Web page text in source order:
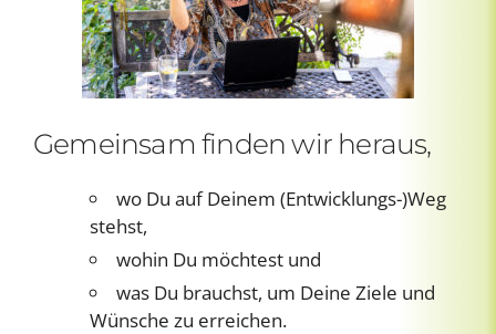
Gemeinsam finden wir heraus,
wo Du auf Deinem (Entwicklungs-)Weg
stehst,
wohin Du möchtest und
was Du brauchst, um Deine Ziele und
Wünsche zu erreichen.